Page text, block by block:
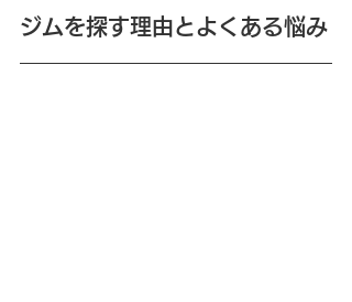
ジムを探す理由とよくある悩み